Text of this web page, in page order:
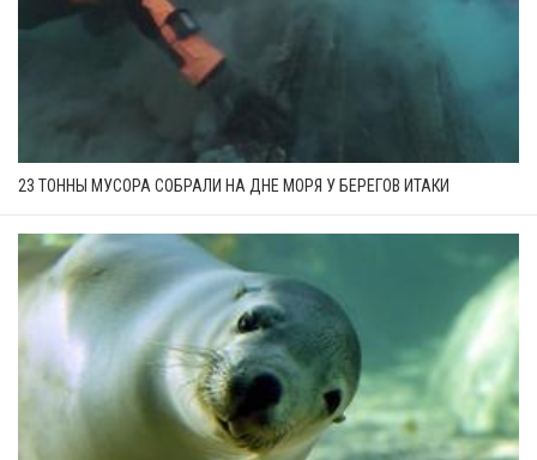
23 ТОННЫ МУСОРА СОБРАЛИ НА ДНЕ МОРЯ У БЕРЕГОВ ИТАКИ